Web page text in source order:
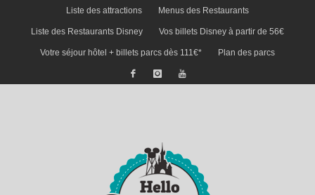
Liste des attractions Menus des Restaurants
Liste des Restaurants Disney Vos billets Disney à partir de 56€
Votre séjour hôtel + billets parcs dès 111€* Plan des parcs